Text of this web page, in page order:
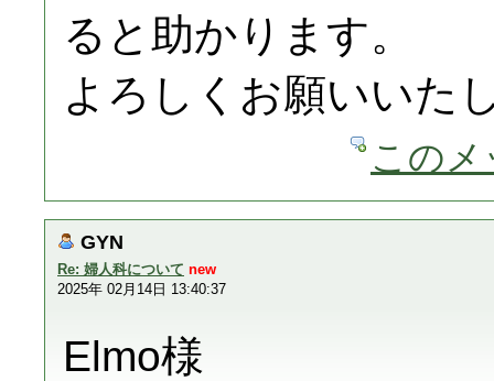
ると助かります。
よろしくお願いいた
この
GYN
Re: 婦人科について new
2025年 02月14日 13:40:37
Elmo様